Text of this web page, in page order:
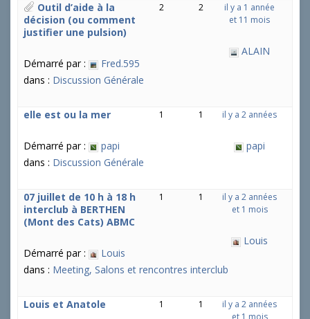
Outil d’aide à la
décision (ou comment
justifier une pulsion)
Démarré par :
Fred.595
dans : Discussion Générale
2 2
il y a 1 année
et 11 mois
ALAIN
elle est ou la mer
Démarré par :
papi
dans : Discussion Générale
1 1 il y a 2 années
papi
07 juillet de 10 h à 18 h
interclub à BERTHEN
(Mont des Cats) ABMC
Démarré par :
Louis
dans : Meeting, Salons et rencontres interclub
1 1
il y a 2 années
et 1 mois
Louis
Louis et Anatole 1 1
il y a 2 années